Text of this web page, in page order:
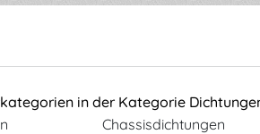
in der Kategorie
Chassisdichtungen